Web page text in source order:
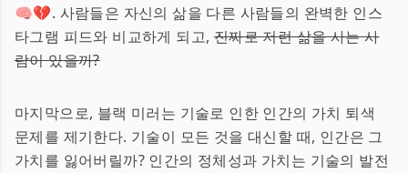
🧠💔. 사람들은 자신의 삶을 다른 사람들의 완벽한 인스
타그램 피드와 비교하게 되고,진짜로 저런 삶을 사는 사
람이 있을까?
마지막으로, 블랙 미러는 기술로 인한 인간의 가치 퇴색
문제를 제기한다. 기술이 모든 것을 대신할 때, 인간은 그
가치를 잃어버릴까? 인간의 정체성과 가치는 기술의 발전